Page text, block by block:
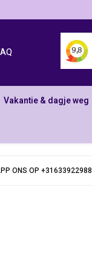
Vakantie & dagje weg
ONS OP +31633922988